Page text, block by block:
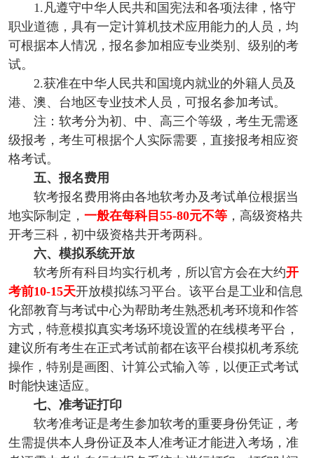
1.凡遵守中华人民共和国宪法和各项法律，恪守
职业道德，具有一定计算机技术应用能力的人员，均
可根据本人情况，报名参加相应专业类别、级别的考
试。
2.获准在中华人民共和国境内就业的外籍人员及
港、澳、台地区专业技术人员，可报名参加考试。
注：软考分为初、中、高三个等级，考生无需逐
级报考，考生可根据个人实际需要，直接报考相应资
格考试。
五、报名费用
软考报名费用将由各地软考办及考试单位根据当
地实际制定， 一般在每科目55-80元不等，高级资格共
开考三科，初中级资格共开考两科。
六、模拟系统开放
软考所有科目均实行机考，所以官方会在大约开
考前10-15天开放模拟练习平台。该平台是工业和信息
化部教育与考试中心为帮助考生熟悉机考环境和作答
方式，特意模拟真实考场环境设置的在线模考平台，
建议所有考生在正式考试前都在该平台模拟机考系统
操作，特别是画图、计算公式输入等，以便正式考试
时能快速适应。
七、准考证打印
软考准考证是考生参加软考的重要身份凭证，考
生需提供本人身份证及本人准考证才能进入考场，准